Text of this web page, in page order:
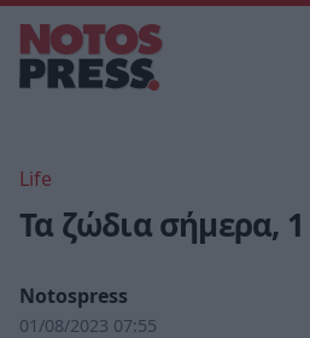
Life
Τα ζώδια σήμερα,
Notospress
01/08/2023 07:55